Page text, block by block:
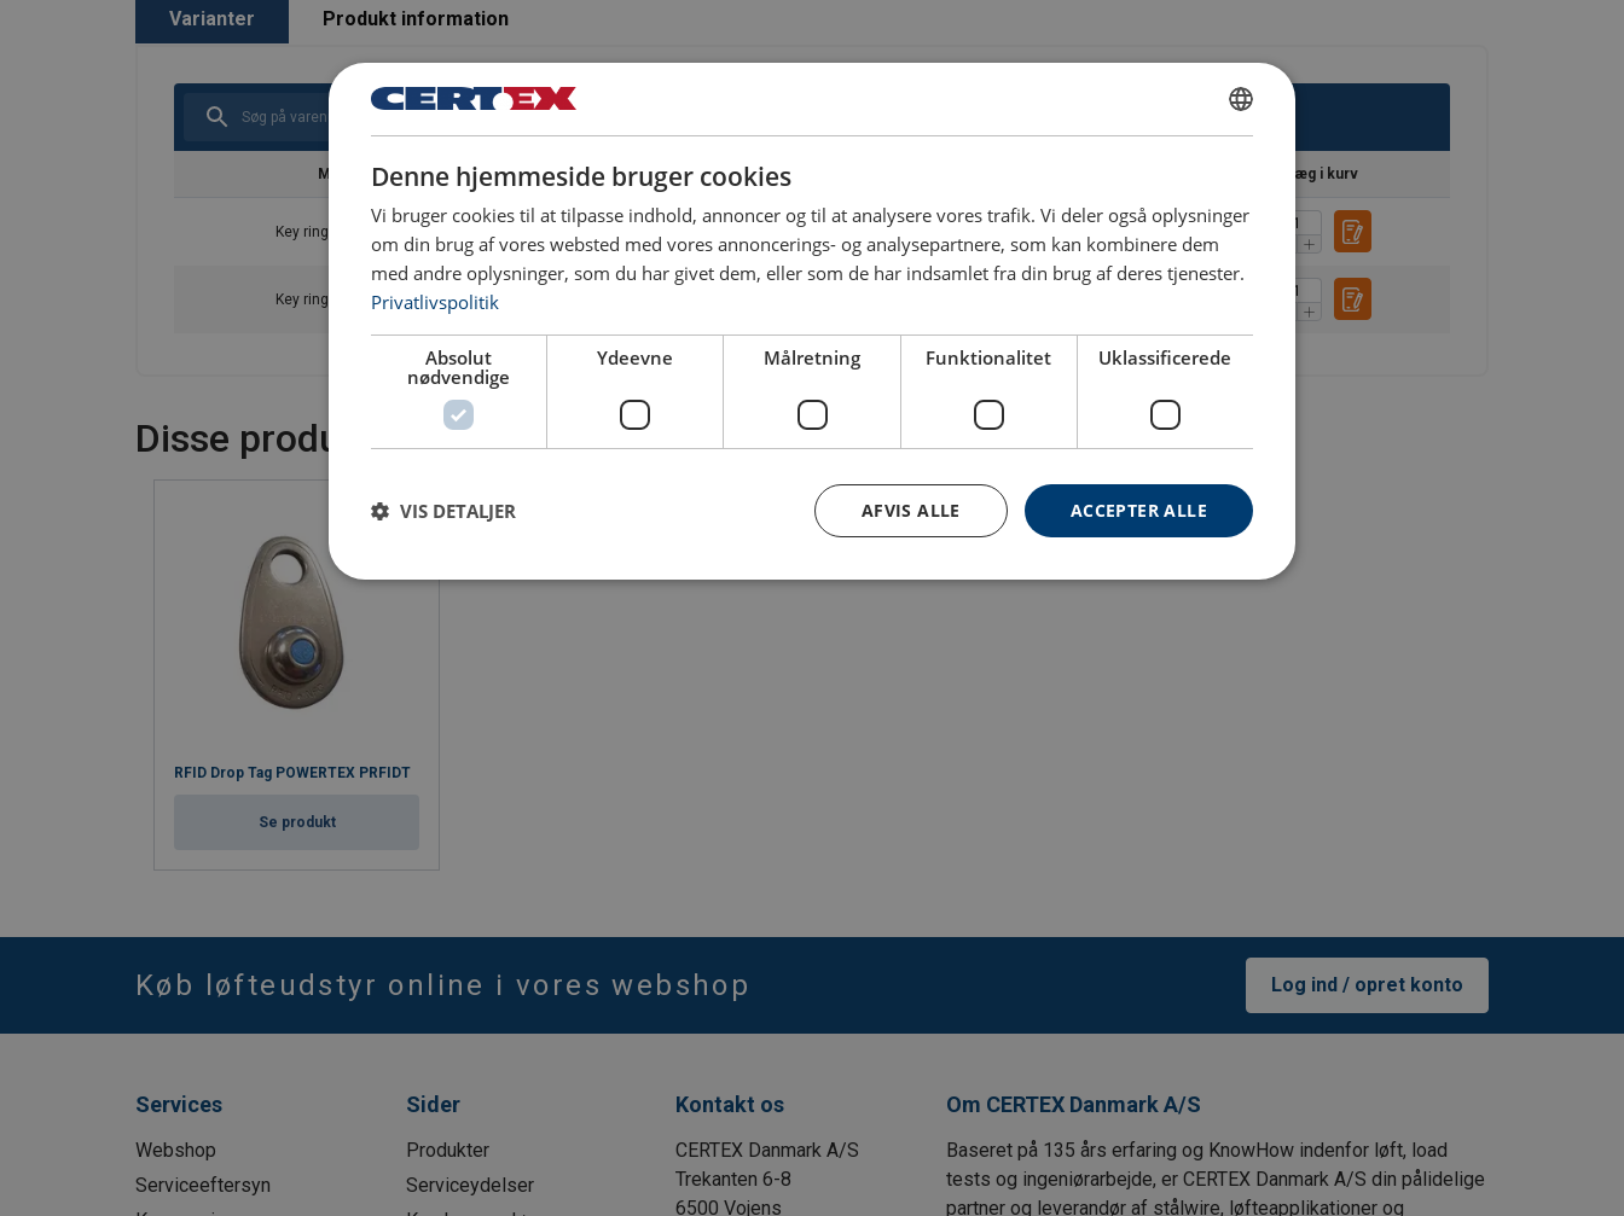
Varianter Produkt information
Model Pakning antal Læg i kurv
Key ring 1,5 x 54 SS
Key ring 3,0 x 65 Zn
Disse produkter kunne være noget for dig
RFID Drop Tag POWERTEX PRFIDT
Se produkt
Køb løfteudstyr online i vores webshop Log ind / opret konto
Services
Webshop
Serviceeftersyn
Sider
Produkter
Serviceydelser
Kontakt os
CERTEX Danmark A/S
Trekanten 6-8
6500 Vojens
Om CERTEX Danmark A/S
Baseret på 135 års erfaring og KnowHow indenfor løft, load
tests og ingeniørarbejde, er CERTEX Danmark A/S din pålidelige
partner og leverandør af stålwire, løfteapplikationer og
DANISH
Denne hjemmeside bruger cookies
Vi bruger cookies til at tilpasse indhold, annoncer og til at analysere vores trafik. Vi deler også oplysninger
om din brug af vores websted med vores annoncerings- og analysepartnere, som kan kombinere dem
med andre oplysninger, som du har givet dem, eller som de har indsamlet fra din brug af deres tjenester.
Privatlivspolitik
Absolut
nødvendige
Ydeevne Målretning Funktionalitet Uklassificerede
ACCEPTER ALLE
AFVIS ALLE
VIS DETALJER